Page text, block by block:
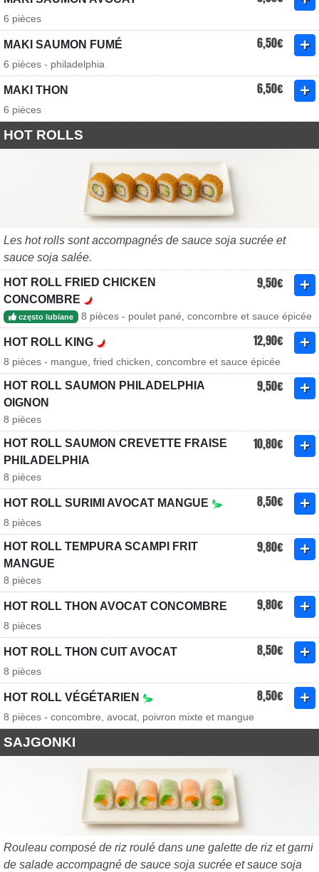
6 pièces
MAKI SAUMON FUMÉ 6,50€
6 pièces - philadelphia
MAKI THON 6,50€
6 pièces
HOT ROLLS
Les hot rolls sont accompagnés de sauce soja sucrée et
sauce soja salée.
HOT ROLL FRIED CHICKEN
CONCOMBRE
9,50€
często lubiane 8 pièces - poulet pané, concombre et sauce épicée
HOT ROLL KING 12,90€
8 pièces - mangue, fried chicken, concombre et sauce épicée
HOT ROLL SAUMON PHILADELPHIA
OIGNON
9,50€
8 pièces
HOT ROLL SAUMON CREVETTE FRAISE
PHILADELPHIA
10,80€
8 pièces
HOT ROLL SURIMI AVOCAT MANGUE 8,50€
8 pièces
HOT ROLL TEMPURA SCAMPI FRIT
MANGUE
9,80€
8 pièces
HOT ROLL THON AVOCAT CONCOMBRE 9,80€
8 pièces
HOT ROLL THON CUIT AVOCAT 8,50€
8 pièces
HOT ROLL VÉGÉTARIEN 8,50€
8 pièces - concombre, avocat, poivron mixte et mangue
SAJGONKI
Rouleau composé de riz roulé dans une galette de riz et garni
de salade accompagné de sauce soja sucrée et sauce soja